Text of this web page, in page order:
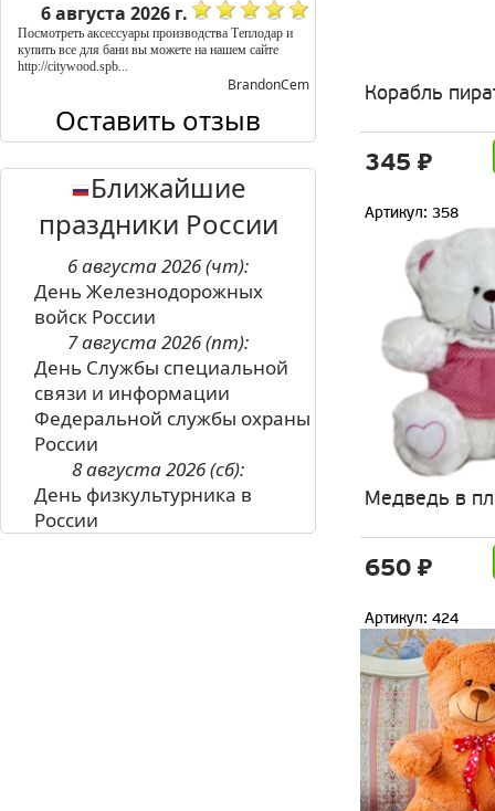
6 августа 2026 г.
Посмотреть аксессуары производства Теплодар и
купить все для бани вы можете на нашем сайте
http://citywood.spb...
BrandonCem
Оставить отзыв
Ближайшие
праздники России
6 августа 2026 (чт):
День Железнодорожных
войск России
7 августа 2026 (пт):
День Службы специальной
связи и информации
Федеральной службы охраны
России
8 августа 2026 (сб):
День физкультурника в
России
Корабль
345 ₽
Артикул: 358
Медведь в
650 ₽
Артикул: 424